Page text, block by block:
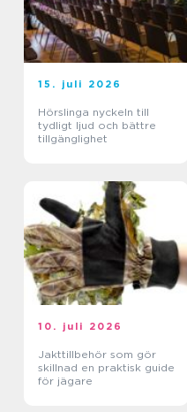
15. juli 2026
Hörslinga nyckeln till
tydligt ljud och bättre
tillgänglighet
10. juli 2026
Jakttillbehör som gör
skillnad en praktisk guide
för jägare